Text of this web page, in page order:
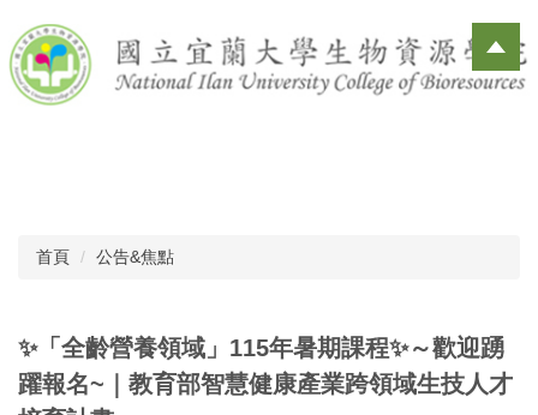
到
主
要
首頁 公告&焦點
✨「全齡營養領域」115年暑期課程✨～歡迎踴
躍報名~｜教育部智慧健康產業跨領域生技人才